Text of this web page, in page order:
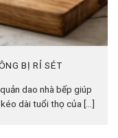
BỊ RỈ SÉT
dao nhà bếp giúp
dài tuổi thọ của [...]